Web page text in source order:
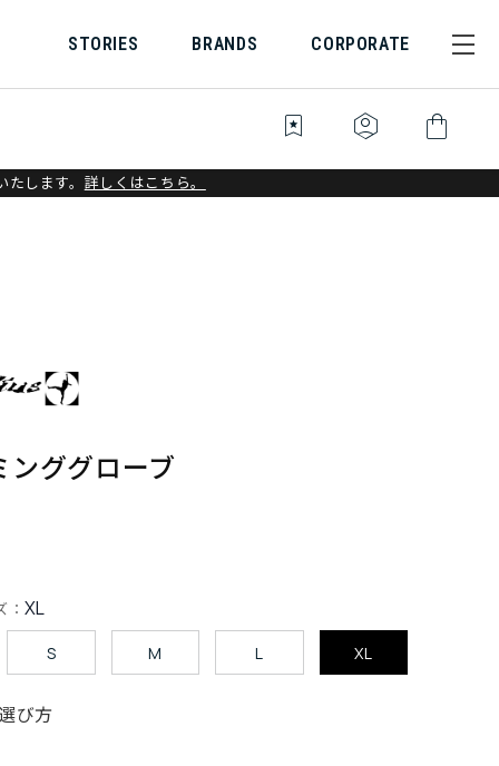
STORIES BRANDS CORPORATE
bookmark_star identity_platform shopping_bag
します。 詳しくはこちら。
ンググローブ
： XL
S M L XL
び方